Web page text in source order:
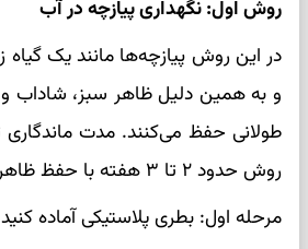
روش اول: نگهداری پیازچه در آب
در این روش پیازچه‌ها مانند یک گیاه
و به همین دلیل ظاهر سبز، شاداب و
طولانی حفظ می‌کنند. مدت ماندگاری
روش حدود ۲ تا ۳ هفته با حفظ ظاهر تازه است.
مرحله اول: بطری پلاستیکی آماده کنید